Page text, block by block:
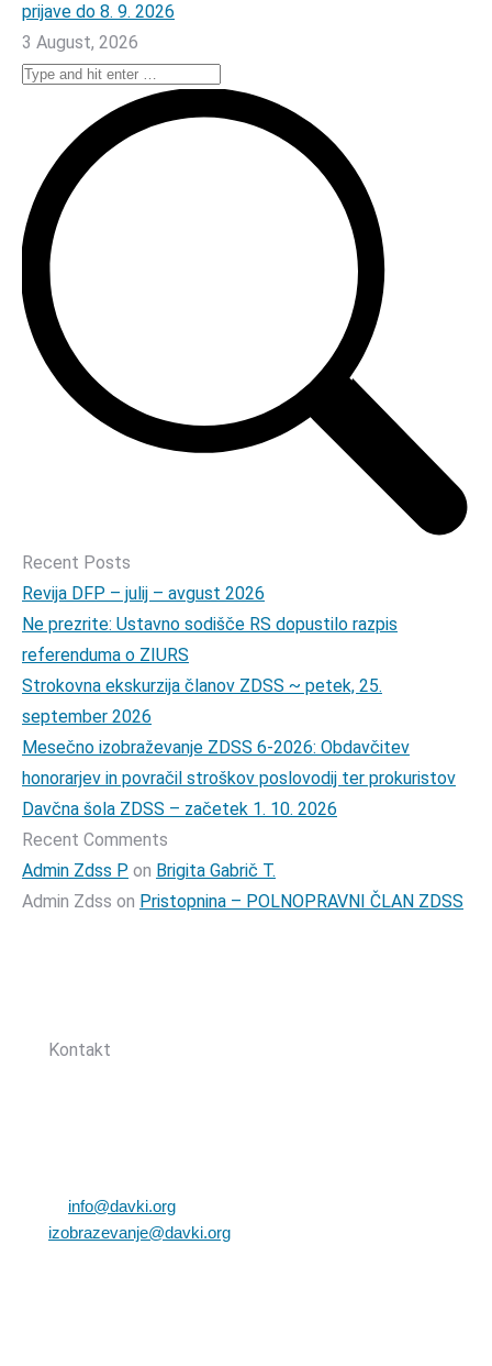
prijave do 8. 9. 2026
3 August, 2026
Search:
Recent Posts
Revija DFP – julij – avgust 2026
Ne prezrite: Ustavno sodišče RS dopustilo razpis
referenduma o ZIURS
Strokovna ekskurzija članov ZDSS ~ petek, 25.
september 2026
Mesečno izobraževanje ZDSS 6-2026: Obdavčitev
honorarjev in povračil stroškov poslovodij ter prokuristov
Davčna šola ZDSS – začetek 1. 10. 2026
Recent Comments
Admin Zdss P on Brigita Gabrič T.
Admin Zdss on Pristopnina – POLNOPRAVNI ČLAN ZDSS
Kontakt
info@davki.org
izobrazevanje@davki.org